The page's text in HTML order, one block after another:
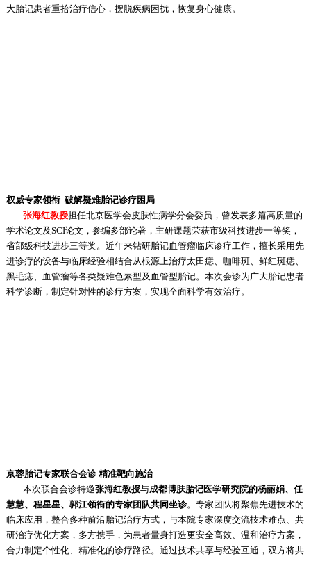
大胎记患者重拾治疗信心，摆脱疾病困扰，恢复身心健康。
权威专家领衔 破解疑难胎记诊疗困局
张海红教授担任北京医学会皮肤性病学分会委员，曾发表多篇高质量的
学术论文及SCI论文，参编多部论著，主研课题荣获市级科技进步一等奖，
省部级科技进步三等奖。近年来钻研胎记血管瘤临床诊疗工作，擅长采用先
进诊疗的设备与临床经验相结合从根源上治疗太田痣、咖啡斑、鲜红斑痣、
黑毛痣、血管瘤等各类疑难色素型及血管型胎记。本次会诊为广大胎记患者
科学诊断，制定针对性的诊疗方案，实现全面科学有效治疗。
京蓉胎记专家联合会诊 精准靶向施治
本次联合会诊特邀张海红教授与成都博肤胎记医学研究院的杨丽娟、任
慧慧、程星星、郭江领衔的专家团队共同坐诊。专家团队将聚焦先进技术的
临床应用，整合多种前沿胎记治疗方式，与本院专家深度交流技术难点、共
研治疗优化方案，多方携手，为患者量身打造更安全高效、温和治疗方案，
合力制定个性化、精准化的诊疗路径。通过技术共享与经验互通，双方将共